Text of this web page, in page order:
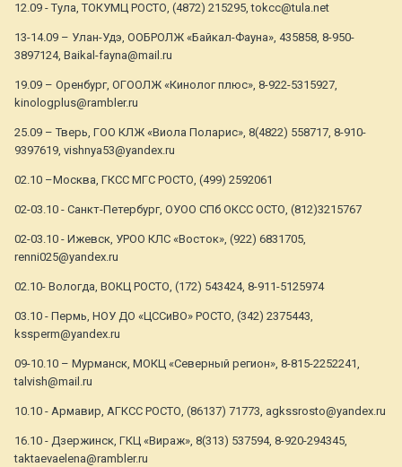
12.09 - Тула, ТОКУМЦ РОСТО, (4872) 215295, tokcc@tula.net
13-14.09 – Улан-Удэ, ООБРОЛЖ «Байкал-Фауна», 435858, 8-950-
3897124, Baikal-fayna@mail.ru
19.09 – Оренбург, ОГООЛЖ «Кинолог плюс», 8-922-5315927,
kinologplus@rambler.ru
25.09 – Тверь, ГОО КЛЖ «Виола Поларис», 8(4822) 558717, 8-910-
9397619, vishnya53@yandex.ru
02.10 –Москва, ГКСС МГС РОСТО, (499) 2592061
02-03.10 - Санкт-Петербург, ОУОО СПб ОКСС ОСТО, (812)3215767
02-03.10 - Ижевск, УРОО КЛС «Восток», (922) 6831705,
renni025@yandex.ru
02.10- Вологда, ВОКЦ РОСТО, (172) 543424, 8-911-5125974
03.10 - Пермь, НОУ ДО «ЦССиВО» РОСТО, (342) 2375443,
kssperm@yandex.ru
09-10.10 – Мурманск, МОКЦ «Северный регион», 8-815-2252241,
talvish@mail.ru
10.10 - Армавир, АГКСС РОСТО, (86137) 71773, agkssrosto@yandex.ru
16.10 - Дзержинск, ГКЦ «Вираж», 8(313) 537594, 8-920-294345,
taktaevaelena@rambler.ru